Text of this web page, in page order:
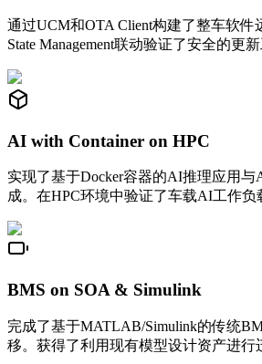
通过UCM和OTA Client构建了整车软件
State Management联动验证了安全的更新
AI with Container on HPC
实现了基于Docker容器的AI推理应用
成。在HPC环境中验证了车载AI工作负
BMS on SOA & Simulink
完成了基于MATLAB/Simulink的传统
移。获得了利用现有模型设计资产进行